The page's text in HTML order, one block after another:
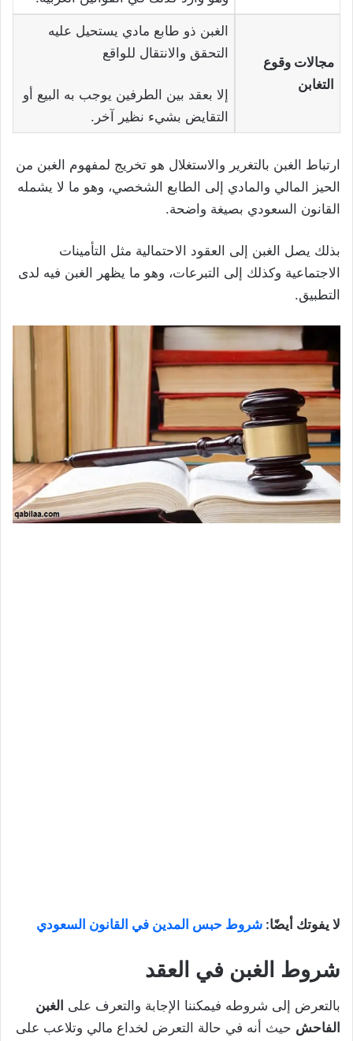
مجالات وقوع
التغابن
الغبن ذو طابع مادي يستحيل عليه
التحقق والانتقال للواقع
إلا بعقد بين الطرفين يوجب به البيع أو
التقايض بشيء نظير آخر.
ارتباط الغبن بالتغرير والاستغلال هو تخريج لمفهوم الغبن من
الحيز المالي والمادي إلى الطابع الشخصي، وهو ما لا يشمله
القانون السعودي بصيغة واضحة.
بذلك يصل الغبن إلى العقود الاحتمالية مثل التأمينات
الاجتماعية وكذلك إلى التبرعات، وهو ما يظهر الغبن فيه لدى
التطبيق.
لا يفوتك أيضًا: شروط حبس المدين في القانون السعودي
شروط الغبن في العقد
بالتعرض إلى شروطه فيمكننا الإجابة والتعرف على الغبن
الفاحش حيث أنه في حالة التعرض لخداع مالي وتلاعب على